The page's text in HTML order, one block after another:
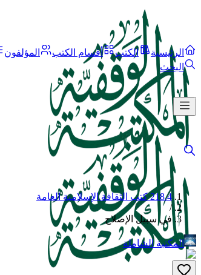
الرئيسية الكتب أقسام الكتب المؤلفون
البحث
218.4 كتب الثقافة الإسلامية العامة
/
في سبيل الإصلاح
المكتبة الشاملة